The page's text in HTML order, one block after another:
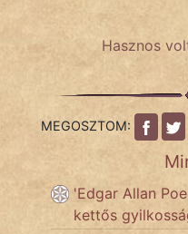
Jób Gedeon
vörös ördög
nagyöreg
Hasznos
MEGOSZTOM:
'Edgar Allan
kettős